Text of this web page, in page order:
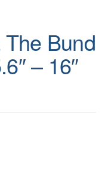
Bund
– 16″